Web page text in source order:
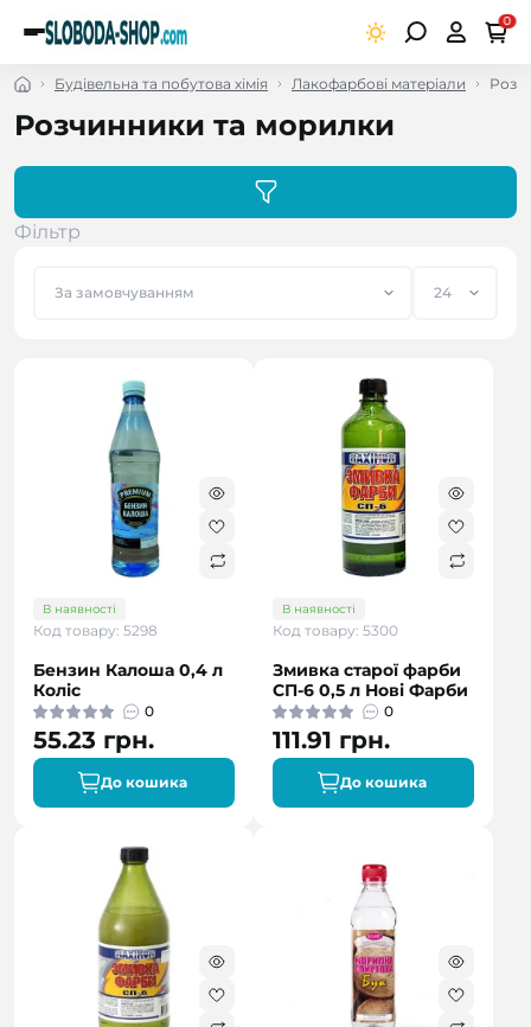
0
Будівельна та побутова хімія Лакофарбові матеріали
Розчинники та морилки
Фільтр
В наявності
Код товару: 5298
Бензин Калоша 0,4 л
Коліс
0
55.23 грн.
До кошика
В наявності
Код товару: 5300
Змивка старої фарби
СП-6 0,5 л Нові Фарби
0
111.91 грн.
До кошика